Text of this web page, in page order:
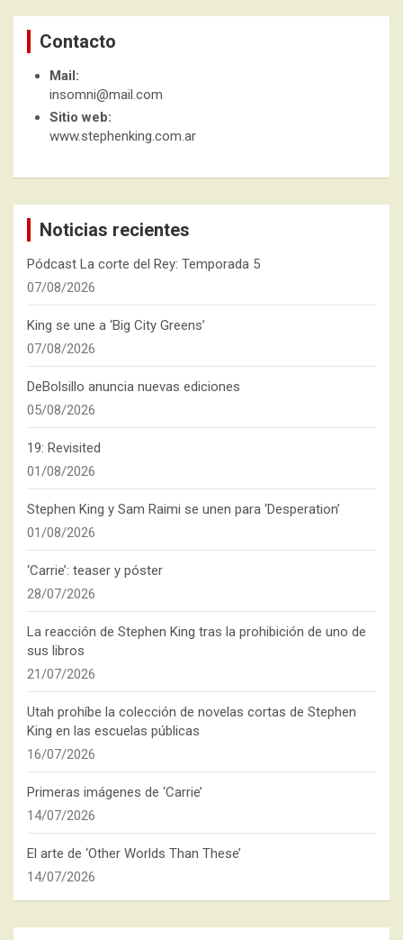
Contacto
Mail:
insomni@mail.com
Sitio web:
www.stephenking.com.ar
Noticias recientes
Pódcast La corte del Rey: Temporada 5
07/08/2026
King se une a ‘Big City Greens’
07/08/2026
DeBolsillo anuncia nuevas ediciones
05/08/2026
19: Revisited
01/08/2026
Stephen King y Sam Raimi se unen para ‘Desperation’
01/08/2026
‘Carrie’: teaser y póster
28/07/2026
La reacción de Stephen King tras la prohibición de uno de
sus libros
21/07/2026
Utah prohíbe la colección de novelas cortas de Stephen
King en las escuelas públicas
16/07/2026
Primeras imágenes de ‘Carrie’
14/07/2026
El arte de ‘Other Worlds Than These’
14/07/2026